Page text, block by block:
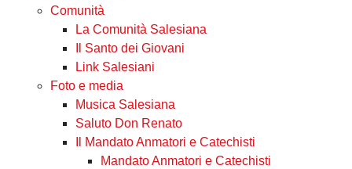
Comunità
La Comunità Salesiana
Il Santo dei Giovani
Link Salesiani
Foto e media
Musica Salesiana
Saluto Don Renato
Il Mandato Anmatori e Catechisti
Mandato Anmatori e Catechisti